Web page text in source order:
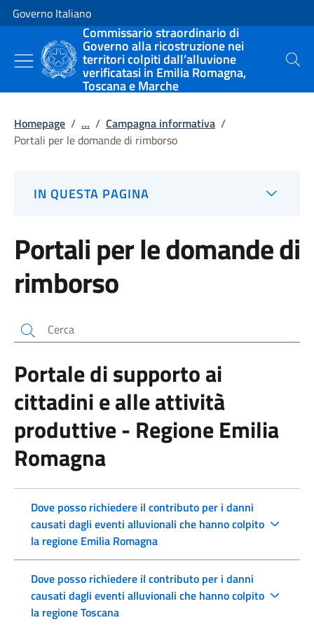
Vai al contenuto
Vai alla navigazione del sito
Governo Italiano
Commissario straordinario di
Governo alla ricostruzione nei
territori colpiti dall’alluvione
verificatasi in Emilia Romagna,
Toscana e Marche
Cerca
Homepage / ... / Campagna informativa /
Portali per le domande di rimborso
IN QUESTA PAGINA
Portali per le domande di
rimborso
Cerca
Portale di supporto ai
cittadini e alle attività
produttive - Regione Emilia
Romagna
Dove posso richiedere il contributo per i danni
causati dagli eventi alluvionali che hanno colpito
la regione Emilia Romagna
Dove posso richiedere il contributo per i danni
causati dagli eventi alluvionali che hanno colpito
la regione Toscana